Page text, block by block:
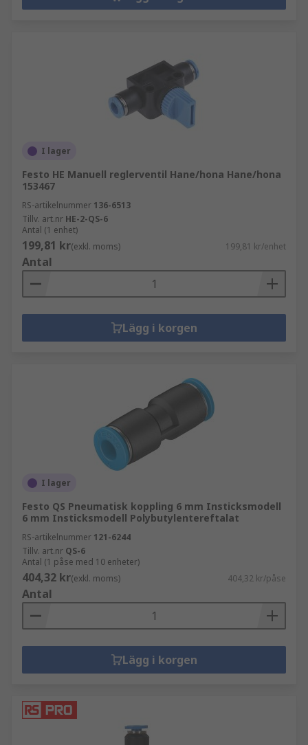
I lager
Festo HE Manuell reglerventil Hane/hona Hane/hona
153467
RS-artikelnummer 136-6513
Tillv. art.nr HE-2-QS-6
Antal (1 enhet)
199,81 kr(exkl. moms) 199,81 kr/enhet
Antal
Lägg i korgen
I lager
Festo QS Pneumatisk koppling 6 mm Insticksmodell
6 mm Insticksmodell Polybutylentereftalat
RS-artikelnummer 121-6244
Tillv. art.nr QS-6
Antal (1 påse med 10 enheter)
404,32 kr(exkl. moms) 404,32 kr/påse
Antal
Lägg i korgen